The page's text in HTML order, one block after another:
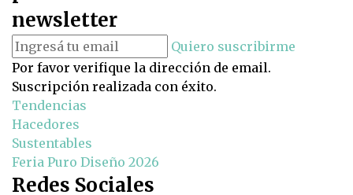
newsletter
Quiero suscribirme
Por favor verifique la dirección de email.
Suscripción realizada con éxito.
Tendencias
Hacedores
Sustentables
Feria Puro Diseño 2026
Redes Sociales